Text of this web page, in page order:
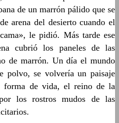
de un marrón pálido que se
arena del desierto cuando el
le pidió. Más tarde ese
cubrió los paneles de las
de marrón. Un día el mundo
polvo, se volvería un paisaje
forma de vida, el reino de la
los rostros mudos de las